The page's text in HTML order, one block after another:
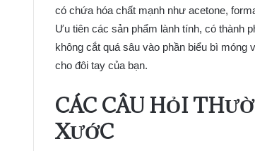
có chứa hóa chất mạnh như acetone,
Ưu tiên các sản phẩm lành tính, có thành
không cắt quá sâu vào phần biểu bì
cho đôi tay của bạn.
CÁC CÂU HỎI
XƯỚC